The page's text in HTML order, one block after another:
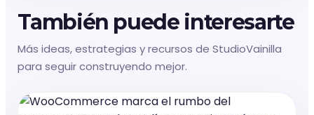
También puede interesarte
Más ideas, estrategias y recursos de StudioVainilla
para seguir construyendo mejor.